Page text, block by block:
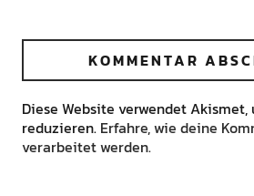
Diese Website verwendet Akismet,
reduzieren. Erfahre, wie deine
verarbeitet werden.